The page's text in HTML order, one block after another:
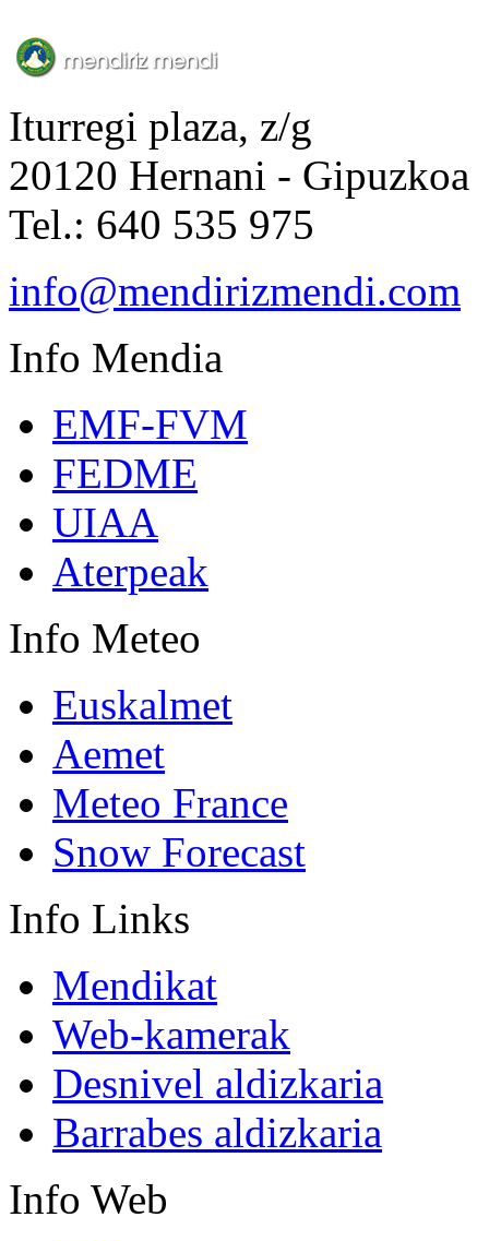
Iturregi plaza, z/g
20120 Hernani - Gipuzkoa
Tel.: 640 535 975
info@mendirizmendi.com
Info Mendia
EMF-FVM
FEDME
UIAA
Aterpeak
Info Meteo
Euskalmet
Aemet
Meteo France
Snow Forecast
Info Links
Mendikat
Web-kamerak
Desnivel aldizkaria
Barrabes aldizkaria
Info Web